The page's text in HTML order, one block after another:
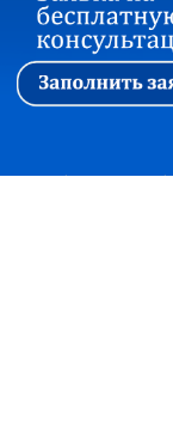
Первая | Ассоциация |